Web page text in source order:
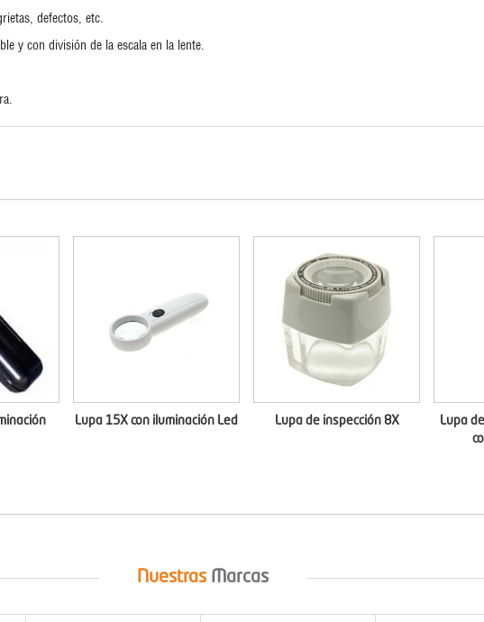
defectos, etc.
y con división de la escala en la lente.
Lupa 15X con iluminación Led Lupa de inspección 8X
Lupa
Nuestras Marcas